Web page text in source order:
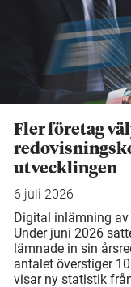
Fler företag
utvecklingen
6 juli 2026
Digital inlämning
Under juni 2026
lämnade in sin
antalet överstiger
visar ny statistik